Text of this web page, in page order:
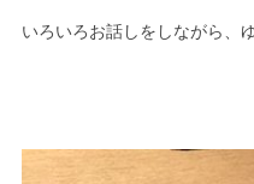
いろいろお話しをしながら、